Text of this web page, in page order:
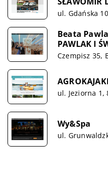
ul. Gdańska
Beata
PAWLAK I
Czempisz 35,
ul. Jeziorna 1,
Wy&Spa
ul.